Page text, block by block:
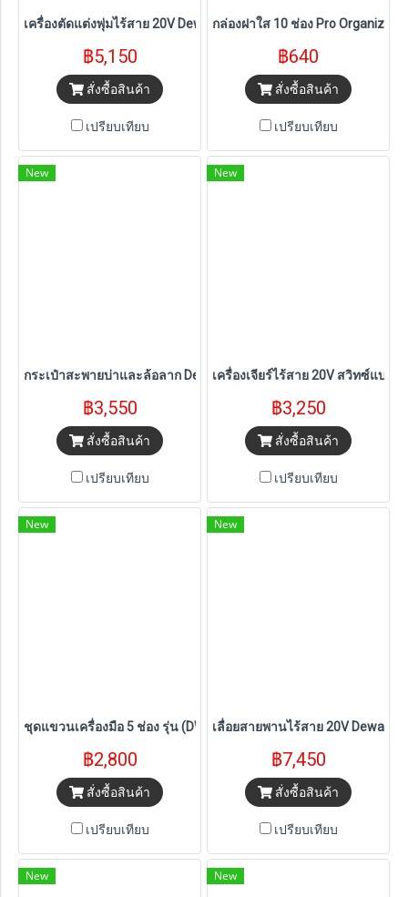
เครื่องตัดแต่งพุ่มไร้สาย 20V Dewalt (DCMHT564N-B1) ตัวเปล่า
฿5,150
สั่งซื้อสินค้า
เปรียบเทียบ
กล่องฝาใส 10 ช่อง Pro Organizer
฿640
สั่งซื้อสินค้า
เปรียบเทียบ
New
กระเป๋าสะพายบ่าและล้อลาก Dewalt รุ่น DWST60101-1
฿3,550
สั่งซื้อสินค้า
เปรียบเทียบ
New
เครื่องเจียร์ไร้สาย 20V สวิทซ์แบบส
฿3,250
สั่งซื้อสินค้า
เปรียบเทียบ
New
ชุดแขวนเครื่องมือ 5 ช่อง รุ่น (DWST82822) Dewalt
฿2,800
สั่งซื้อสินค้า
เปรียบเทียบ
New
เลื่อยสายพานไร้สาย 20V Dewalt
฿7,450
สั่งซื้อสินค้า
เปรียบเทียบ
New New